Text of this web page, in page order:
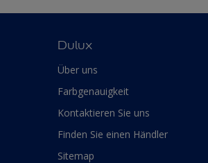
Dulux
Über uns
Farbgenauigkeit
Kontaktieren Sie uns
Finden Sie einen Händler
Sitemap